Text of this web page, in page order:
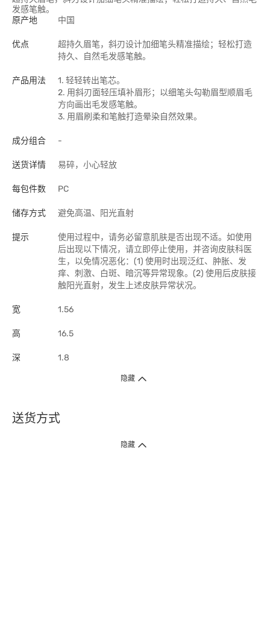
发感笔触。
原产地
中国
优点
超持久眉笔，斜刃设计加细笔头精准描绘；轻松打造
持久、自然毛发感笔触。
产品用法
1. 轻轻转出笔芯。
2. 用斜刃面轻压填补眉形；以细笔头勾勒眉型顺眉毛
方向画出毛发感笔触。
3. 用眉刷柔和笔触打造晕染自然效果。
成分组合 -
送货详情 易碎，小心轻放
每包件数 PC
储存方式 避免高温、阳光直射
提示
使用过程中，请务必留意肌肤是否出现不适。如使用
后出现以下情况，请立即停止使用，并咨询皮肤科医
生，以免情况恶化：(1) 使用时出现泛红、肿胀、发
痒、刺激、白斑、暗沉等异常现象。(2) 使用后皮肤接
触阳光直射，发生上述皮肤异常状况。
宽 1.56
高 16.5
深 1.8
隐藏
送货方式
1. 送货到府（受卫生署条例规管产品除外 ）
隐藏